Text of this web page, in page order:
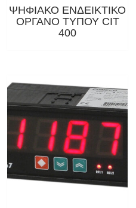
ΨΗΦΙΑΚΟ ΕΝΔΕΙΚΤΙΚΟ
ΟΡΓΑΝΟ ΤΥΠΟΥ CIT
400